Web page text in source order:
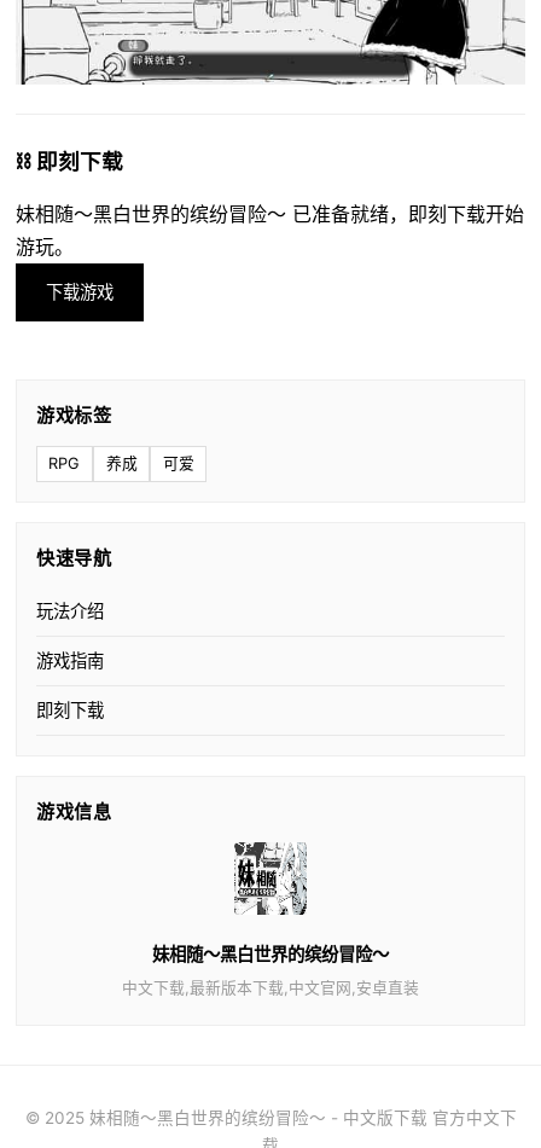
⛓️ 即刻下载
妹相随～黑白世界的缤纷冒险～ 已准备就绪，即刻下载开始
游玩。
下载游戏
游戏标签
RPG 养成 可爱
快速导航
玩法介绍
游戏指南
即刻下载
游戏信息
妹相随～黑白世界的缤纷冒险～
中文下载,最新版本下载,中文官网,安卓直装
© 2025 妹相随～黑白世界的缤纷冒险～ - 中文版下载 官方中文下